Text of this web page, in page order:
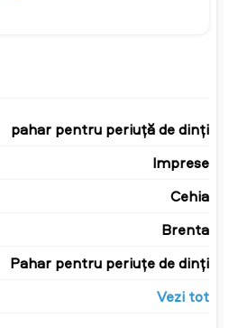
pahar pentru periuță de dinți
Imprese
Cehia
Brenta
Pahar pentru periuțe de dinți
Vezi tot